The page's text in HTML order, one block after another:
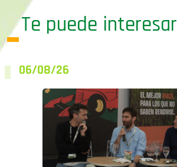
Te puede interesar
06/08/26